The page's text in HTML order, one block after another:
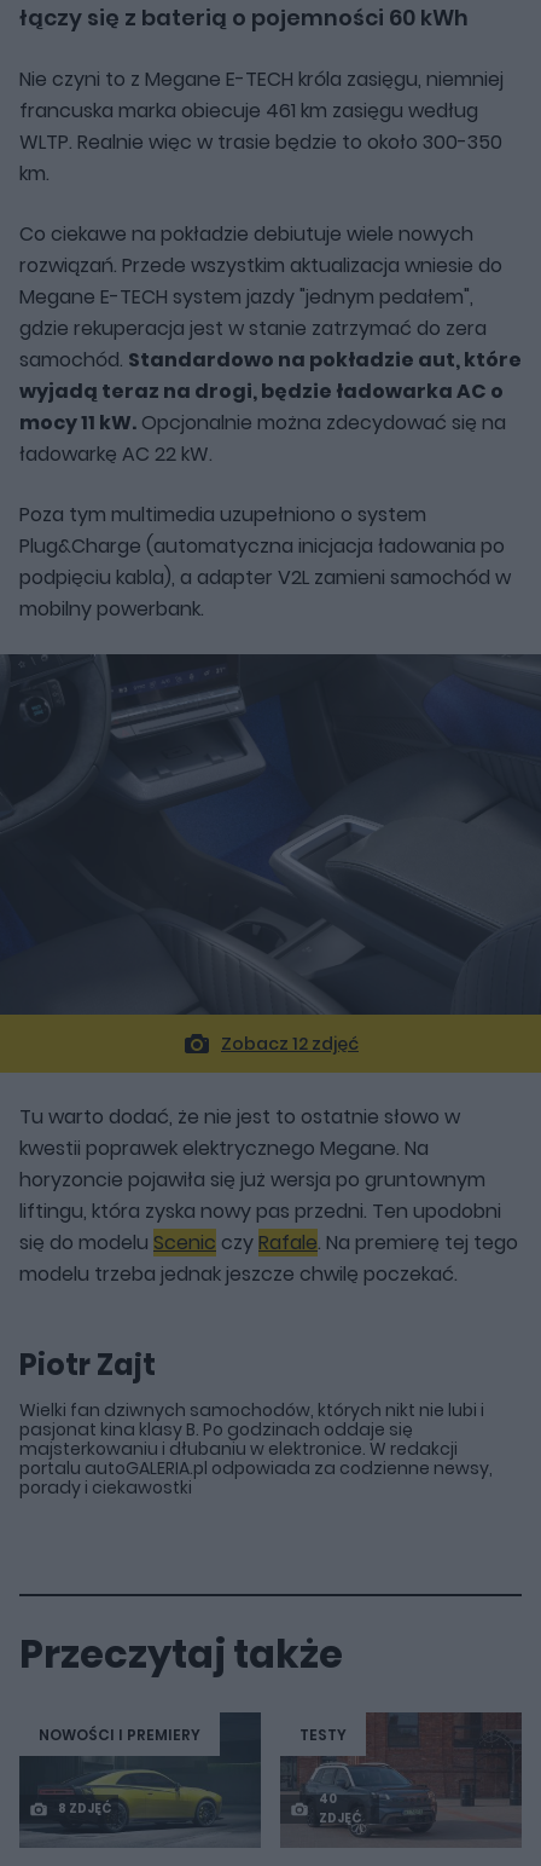
łączy się z baterią o pojemności 60 kWh
Nie czyni to z Megane E-TECH króla zasięgu, niemniej
francuska marka obiecuje 461 km zasięgu według
WLTP. Realnie więc w trasie będzie to około 300-350
km.
Co ciekawe na pokładzie debiutuje wiele nowych
rozwiązań. Przede wszystkim aktualizacja wniesie do
Megane E-TECH system jazdy "jednym pedałem",
gdzie rekuperacja jest w stanie zatrzymać do zera
samochód. Standardowo na pokładzie aut, które
wyjadą teraz na drogi, będzie ładowarka AC o
mocy 11 kW. Opcjonalnie można zdecydować się na
ładowarkę AC 22 kW.
Poza tym multimedia uzupełniono o system
Plug&Charge (automatyczna inicjacja ładowania po
podpięciu kabla), a adapter V2L zamieni samochód w
mobilny powerbank.
Zobacz 12 zdjęć
Tu warto dodać, że nie jest to ostatnie słowo w
kwestii poprawek elektrycznego Megane. Na
horyzoncie pojawiła się już wersja po gruntownym
liftingu, która zyska nowy pas przedni. Ten upodobni
się do modelu Scenic czy Rafale. Na premierę tej tego
modelu trzeba jednak jeszcze chwilę poczekać.
Piotr Zajt
Wielki fan dziwnych samochodów, których nikt nie lubi i
pasjonat kina klasy B. Po godzinach oddaje się
majsterkowaniu i dłubaniu w elektronice. W redakcji
portalu autoGALERIA.pl odpowiada za codzienne newsy,
porady i ciekawostki
Przeczytaj także
NOWOŚCI I PREMIERY
8 ZDJĘĆ
TESTY
40
ZDJĘĆ